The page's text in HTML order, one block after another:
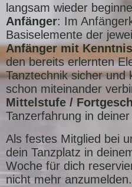
langsam wieder
Anfänger: Im
Basiselemente der
Anfänger mit
den bereits erlernten
Tanztechnik sicher und
schon miteinander
Mittelstufe /
Tanzerfahrung in
Als festes Mitglied bei
dein Tanzplatz in
Woche für dich
nicht mehr anzumelden.